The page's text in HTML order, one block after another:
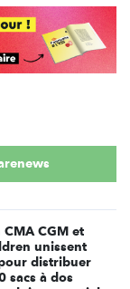
CMA CGM et
unissent
distribuer
sacs à dos